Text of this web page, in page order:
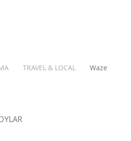
TRAVEL & LOCAL Waze